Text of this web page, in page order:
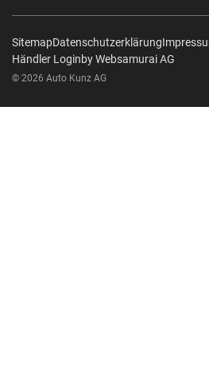
SitemapDatenschutzerklärung
Händler Loginby Web­sa­mu­rai AG
© 2026 Auto Kunz AG